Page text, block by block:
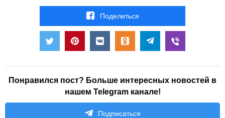
Поделиться
Понравился пост? Больше интересных новостей в
нашем Telegram канале!
Подписаться